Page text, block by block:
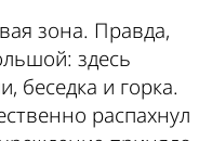
зона. Правда,
здесь
беседка и горка.
распахнул